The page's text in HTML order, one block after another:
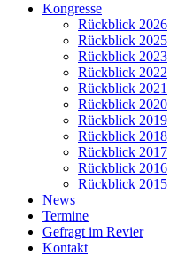
Kongresse
Rückblick 2026
Rückblick 2025
Rückblick 2023
Rückblick 2022
Rückblick 2021
Rückblick 2020
Rückblick 2019
Rückblick 2018
Rückblick 2017
Rückblick 2016
Rückblick 2015
News
Termine
Gefragt im Revier
Kontakt